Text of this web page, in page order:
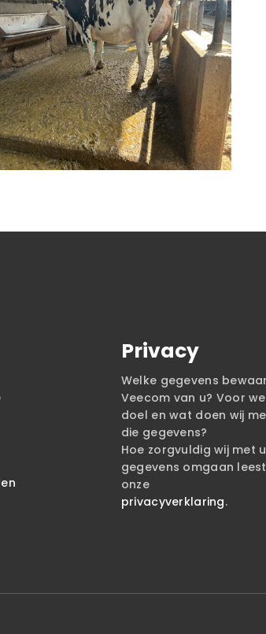
Privacy
Welke gegevens
Veecom van u? Voor
doel en wat doen wij
die gegevens?
Hoe zorgvuldig wij met
gegevens omgaan
onze
privacyverklaring.